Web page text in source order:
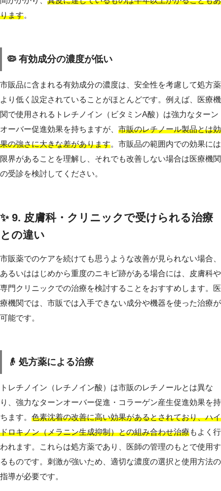
ります。
🦠 有効成分の濃度が低い
市販品に含まれる有効成分の濃度は、安全性を考慮して処方薬
より低く設定されていることがほとんどです。例えば、医療機
関で使用されるトレチノイン（ビタミンA酸）は強力なターン
オーバー促進効果を持ちますが、 市販のレチノール製品とは効
果の強さに大きな差があります。市販品の範囲内での効果には
限界があることを理解し、それでも改善しない場合は医療機関
の受診を検討してください。
✨ 9. 皮膚科・クリニックで受けられる治療
との違い
市販薬でのケアを続けても思うような改善が見られない場合、
あるいははじめから重度のニキビ跡がある場合には、皮膚科や
専門クリニックでの治療を検討することをおすすめします。医
療機関では、市販では入手できない成分や機器を使った治療が
可能です。
👴 処方薬による治療
トレチノイン（レチノイン酸）は市販のレチノールとは異な
り、強力なターンオーバー促進・コラーゲン産生促進効果を持
ちます。 色素沈着の改善に高い効果があるとされており、ハイ
ドロキノン（メラニン生成抑制）との組み合わせ治療もよく行
われます。これらは処方薬であり、医師の管理のもとで使用す
るものです。刺激が強いため、適切な濃度の選択と使用方法の
指導が必要です。